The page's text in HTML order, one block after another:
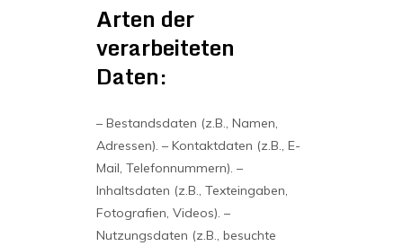
Arten der
verarbeiteten
Daten:
– Bestandsdaten (z.B., Namen,
Adressen). – Kontaktdaten (z.B., E-
Mail, Telefonnummern). –
Inhaltsdaten (z.B., Texteingaben,
Fotografien, Videos). –
Nutzungsdaten (z.B., besuchte